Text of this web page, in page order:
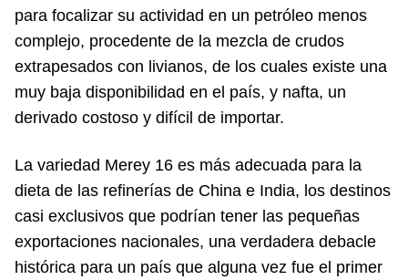
para focalizar su actividad en un petróleo menos
complejo, procedente de la mezcla de crudos
extrapesados con livianos, de los cuales existe una
muy baja disponibilidad en el país, y nafta, un
derivado costoso y difícil de importar.
La variedad Merey 16 es más adecuada para la
dieta de las refinerías de China e India, los destinos
casi exclusivos que podrían tener las pequeñas
exportaciones nacionales, una verdadera debacle
histórica para un país que alguna vez fue el primer